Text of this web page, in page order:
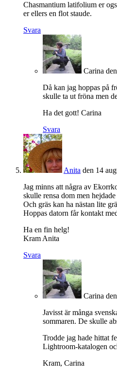
Chasmantium latifolium er
er ellers en flot staude.
Svara
Carina
Då kan jag hoppas på
skulle ta ut fröna men
Ha det gott! Carina
Svara
Anita den 14
Jag minns att några av
skulle rensa dom men
Och gräs kan ha nästan lite
Hoppas datorn får kontakt
Ha en fin helg!
Kram Anita
Svara
Carina
Javisst är många
sommaren. De skulle
Trodde jag hade hittat
Lightroom-katalogen
Kram, Carina